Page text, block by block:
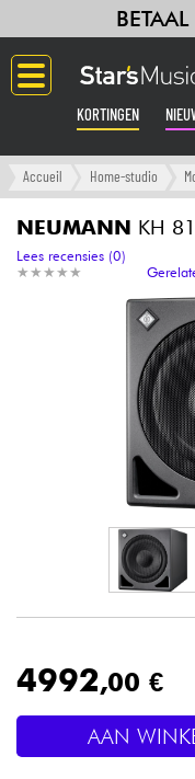
KORTINGEN
Langue
Gitaar & Bas
Versterker &
Toetsenbord &
Synths &
Home-studio
Hoofdtelefoon
Microfoon
Live Sound
Licht
Accueil Home-studio
NEUMANN KH
★ ★ ★ ★ ★
★ ★ ★ ★ ★
Lees recensies (0)
4992,00 €
AAN